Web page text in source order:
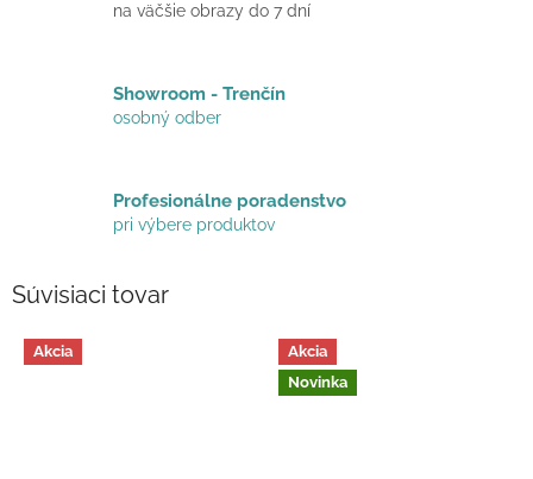
na väčšie obrazy do 7 dní
Showroom - Trenčín
osobný odber
Profesionálne poradenstvo
pri výbere produktov
Súvisiaci tovar
Akcia
Akcia
Novinka